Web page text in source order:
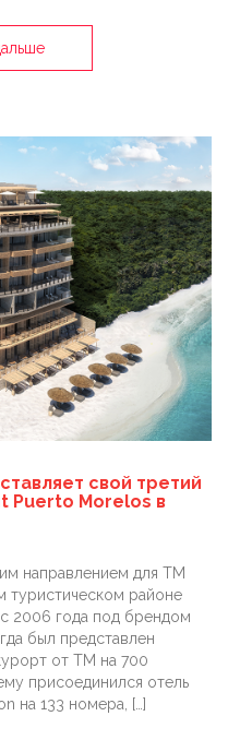
свой третий
Puerto Morelos в
направлением для TM
районе
2006 года под брендом
был представлен
от ТМ на 700
присоединился отель
на 133 номера, […]